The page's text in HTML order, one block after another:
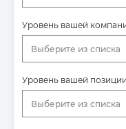
Уровень вашей
Выберите из списка
Уровень вашей позиции
Выберите из списка